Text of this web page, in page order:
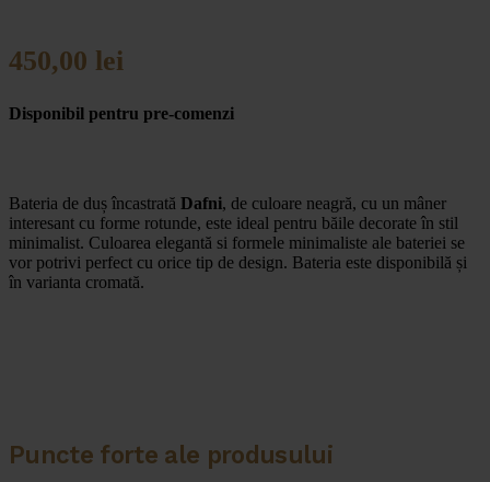
450,00 lei
Disponibil pentru pre-comenzi
Bateria de duș încastrată Dafni, de culoare neagră, cu un mâner
interesant cu forme rotunde, este ideal pentru băile decorate în stil
minimalist. Culoarea elegantă si formele minimaliste ale bateriei se
vor potrivi perfect cu orice tip de design. Bateria este disponibilă și
în varianta cromată.
Puncte forte ale produsului